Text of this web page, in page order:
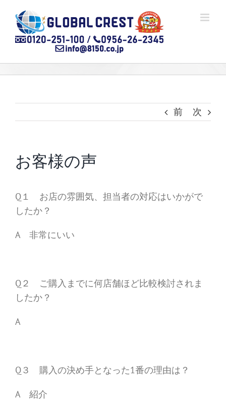
content
前 次
お客様の声
Q１ お店の雰囲気、担当者の対応はいかがで
したか？
A 非常にいい
Q２ ご購入までに何店舗ほど比較検討されま
したか？
A
Q３ 購入の決め手となった1番の理由は？
A 紹介